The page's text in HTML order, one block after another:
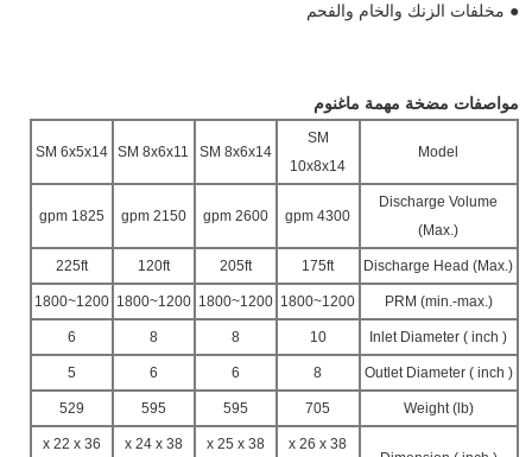
● مخلفات الزنك والخام والفحم
مواصفات مضخة مهمة ماغنوم
Model
SM
10x8x14
SM 8x6x14
SM 8x6x11
SM 6x5x14
Discharge Volume
(Max.)
4300 gpm
2600 gpm
2150 gpm
1825 gpm
Discharge Head (Max.)
175ft
205ft
120ft
225ft
PRM (min.-max.)
1200~1800
1200~1800
1200~1800
1200~1800
Inlet Diameter ( inch )
10
8
8
6
Outlet Diameter ( inch )
8
6
6
5
Weight (lb)
705
595
595
529
38 x 26 x
38 x 25 x
38 x 24 x
36 x 22 x